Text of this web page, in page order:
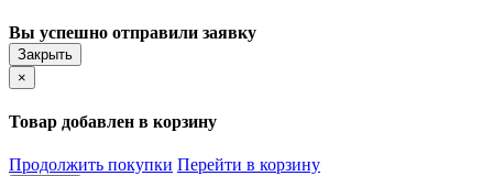
Вы успешно отправили заявку
Закрыть
×
Товар добавлен в корзину
Продолжить покупки Перейти в корзину